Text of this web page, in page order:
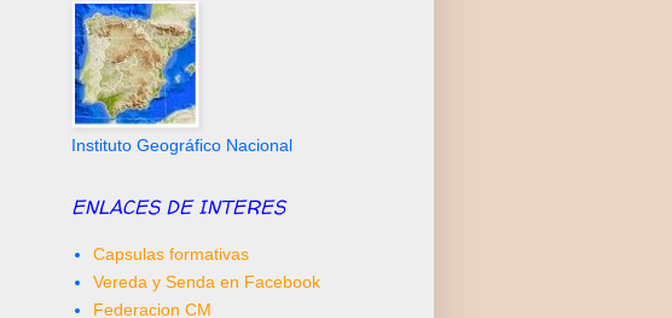
Instituto Geográfico Nacional
ENLACES DE INTERES
Capsulas formativas
Vereda y Senda en Facebook
Federacion CM